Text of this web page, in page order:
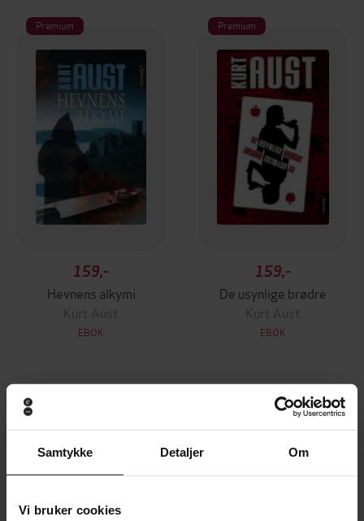
Samtykke Detaljer Om
Vi bruker cookies
Premium
159,-
Hevnens alkymi
Kurt Aust
EBOK
Premium
159,-
De usynlige brødre
Kurt Aust
EBOK